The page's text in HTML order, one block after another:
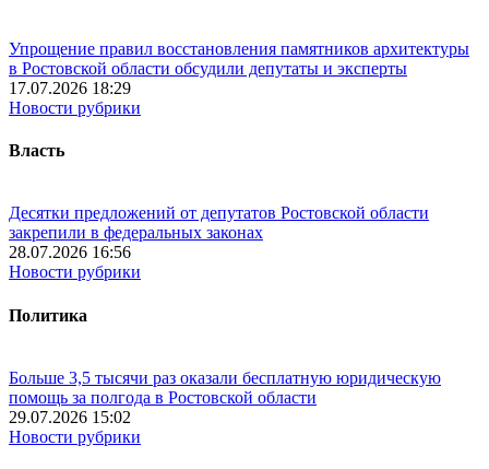
Упрощение правил восстановления памятников архитектуры
в Ростовской области обсудили депутаты и эксперты
17.07.2026 18:29
Новости рубрики
Власть
Десятки предложений от депутатов Ростовской области
закрепили в федеральных законах
28.07.2026 16:56
Новости рубрики
Политика
Больше 3,5 тысячи раз оказали бесплатную юридическую
помощь за полгода в Ростовской области
29.07.2026 15:02
Новости рубрики